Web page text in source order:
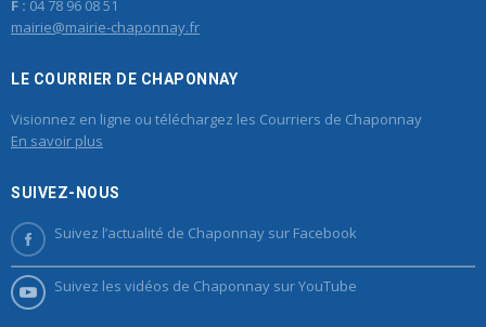
F : 04 78 96 08 51
mairie@mairie-chaponnay.fr
LE COURRIER DE CHAPONNAY
Visionnez en ligne ou téléchargez les Courriers de Chaponnay
En savoir plus
SUIVEZ-NOUS
Suivez l’actualité de Chaponnay sur Facebook
Suivez les vidéos de Chaponnay sur YouTube